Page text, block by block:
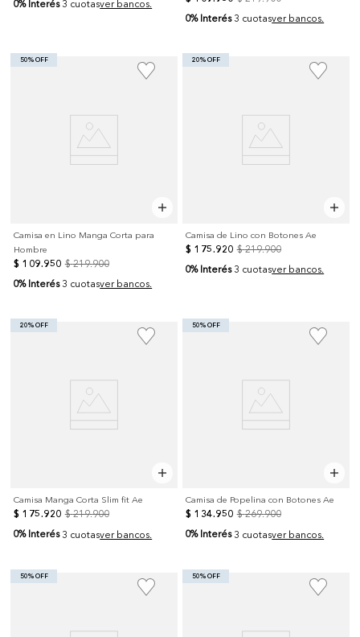
0% Interés 3 cuotasver bancos.
0% Interés 3 cuotasver bancos.
50% OFF
Camisa en Lino Manga Corta para
Hombre
$ 109.950 $ 219.900
0% Interés 3 cuotasver bancos.
20% OFF
Camisa de Lino con Botones Ae
$ 175.920 $ 219.900
0% Interés 3 cuotasver bancos.
20% OFF
Camisa Manga Corta Slim fit Ae
$ 175.920 $ 219.900
0% Interés 3 cuotasver bancos.
50% OFF
Camisa de Popelina con Botones Ae
$ 134.950 $ 269.900
0% Interés 3 cuotasver bancos.
50% OFF 50% OFF